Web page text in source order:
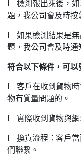
l 檢測報出來後，如
題，我公司會及時按
l 如果檢測結果是無
題，我公司會及時通
符合以下條件，可以
l 客戶在收到貨物時
物有質量問題的。
l 實際收到貨物與網
l 換貨流程：客戶當
們聯繫。